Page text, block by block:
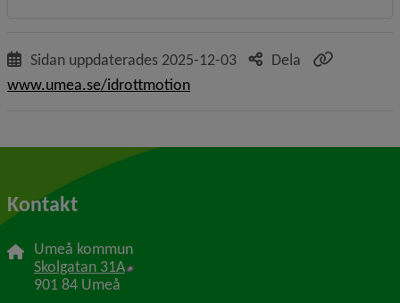
Sidan uppdaterades 2025-12-03
Dela
www.umea.se/idrottmotion
Kontakt
Umeå kommun
Skolgatan 31A Länk till annan webbplats, öppnas i nytt
901 84 Umeå